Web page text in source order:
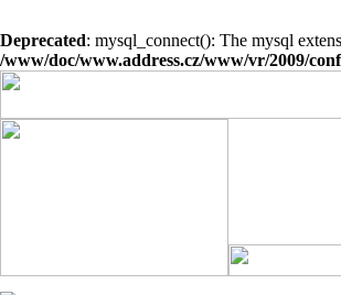
Deprecated: mysql_connect(): The mysql
/www/doc/www.address.cz/www/vr/2009/